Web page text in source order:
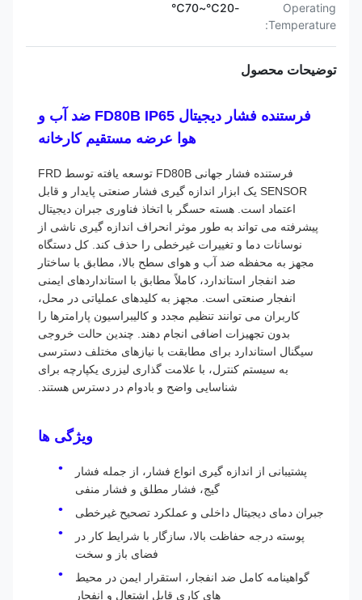
Operating
Temperature:
توضیحات محصول
فرستنده فشار دیجیتال FD80B IP65 ضد آب و
هوا عرضه مستقیم کارخانه
فرستنده فشار جهانی FD80B توسعه یافته توسط FRD
SENSOR یک ابزار اندازه گیری فشار صنعتی پایدار و قابل
اعتماد است. هسته حسگر با اتخاذ فناوری جبران دیجیتال
پیشرفته می تواند به طور موثر انحراف اندازه گیری ناشی از
نوسانات دما و تغییرات غیرخطی را حذف کند. کل دستگاه
مجهز به محفظه ضد آب و هوای سطح بالا، مطابق با ساختار
ضد انفجار استاندارد، کاملاً مطابق با استانداردهای ایمنی
انفجار صنعتی است. مجهز به کلیدهای عملیاتی در محل،
کاربران می توانند تنظیم مجدد و کالیبراسیون پارامترها را
بدون تجهیزات اضافی انجام دهند. چندین حالت خروجی
سیگنال استاندارد برای مطابقت با نیازهای مختلف دسترسی
به سیستم کنترل، با علامت گذاری لیزری یکپارچه برای
شناسایی واضح و بادوام در دسترس هستند.
ویژگی ها
پشتیبانی از اندازه گیری انواع فشار، از جمله فشار
گیج، فشار مطلق و فشار منفی
جبران دمای دیجیتال داخلی و عملکرد تصحیح غیرخطی
پوسته درجه حفاظت بالا، سازگار با شرایط کار در
فضای باز و سخت
گواهینامه کامل ضد انفجار، استقرار ایمن در محیط
های کاری قابل اشتعال و انفجار